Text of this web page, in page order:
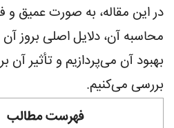
محاسبه آن، دلایل اصلی بروز
بهبود آن می‌پردازیم و تأثیر
بررسی می‌کنیم.
فهرست مطالب